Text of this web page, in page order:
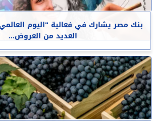
بنك مصر يشارك في فعالية “اليوم
العديد من العروض...